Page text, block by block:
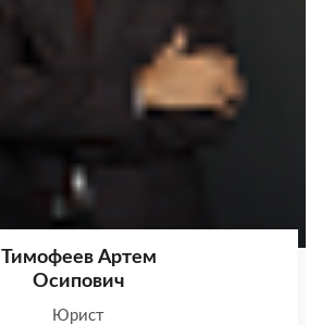
Тимофеев Артем
Осипович
Юрист